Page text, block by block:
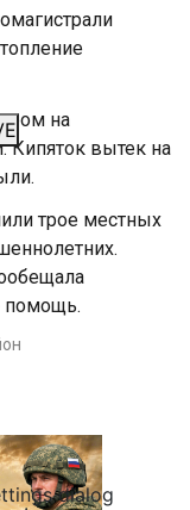
dialog
на
Кипяток вытек на
трое местных
помощь.